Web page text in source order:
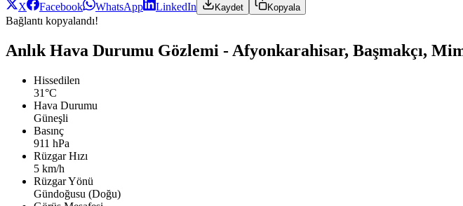
X Facebook WhatsApp LinkedIn Kaydet Kopyala
Bağlantı kopyalandı!
Anlık Hava Durumu Gözlemi - Afyonkarahisar, Başmakçı,
Hissedilen
31°C
Hava Durumu
Güneşli
Basınç
911 hPa
Rüzgar Hızı
5 km/h
Rüzgar Yönü
Gündoğusu (Doğu)